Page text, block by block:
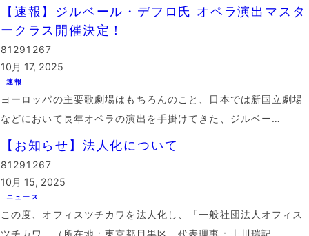
【速報】ジルベール・デフロ氏 オペラ演出マスタ
ークラス開催決定！
81291267
10月 17, 2025
速報
ヨーロッパの主要歌劇場はもちろんのこと、日本では新国立劇場
などにおいて長年オペラの演出を手掛けてきた、ジルベー…
【お知らせ】法人化について
81291267
10月 15, 2025
ニュース
この度、オフィスツチカワを法人化し、「一般社団法人オフィス